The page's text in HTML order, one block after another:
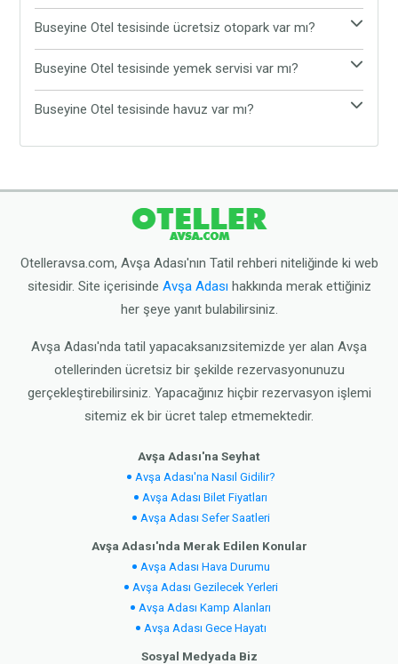
Evet, Buseyine Otel evcil hayvan kabul etmektedir.
Tesiste evcil hayvanınız ile rahat ve konforlu bir
Buseyine Otel tesisinde ücretsiz otopark var mı?
Evet, Buseyine Otel tesisinde ücretsiz otopark
bulunmaktadır. Araç ile gelen tatilciler, araçlarını
Buseyine Otel tesisinde yemek servisi var mı?
Buseyine Otel tesisinde yemek servisi
bulunmamaktadır. Tesis çevresinde yer alan Avşa
Buseyine Otel tesisinde havuz var mı?
Otelleravsa.com, Avşa Adası'nın Tatil rehberi niteliğinde ki web
sitesidir. Site içerisinde Avşa Adasıhakkında merak ettiğiniz
her şeye yanıt bulabilirsiniz.
Avşa Adası'nda tatil yapacaksanızsitemizde yer alan Avşa
otellerinden ücretsiz bir şekilde rezervasyonunuzu
gerçekleştirebilirsiniz. Yapacağınız hiçbir rezervasyon işlemi
sitemiz ek bir ücret talep etmemektedir.
Avşa Adası'na Seyhat
Avşa Adası'na Nasıl Gidilir?
Avşa Adası Bilet Fiyatları
Avşa Adası Sefer Saatleri
Avşa Adası'nda Merak Edilen Konular
Avşa Adası Hava Durumu
Avşa Adası Gezilecek Yerleri
Avşa Adası Kamp Alanları
Avşa Adası Gece Hayatı
Sosyal Medyada Biz